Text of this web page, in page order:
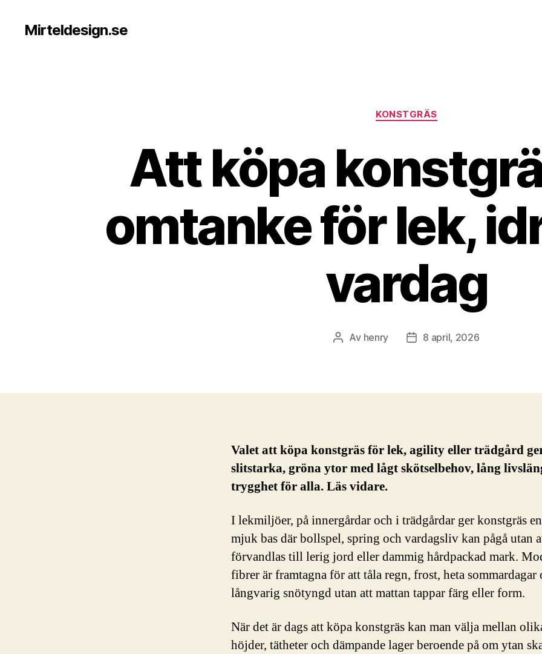
Mirteldesign.se
Kategorier
KONSTGRÄS
Att köpa
omtanke för lek,
vardag
Inläggsförfattare
Av henry Inläggsdatum
8 april, 2026
Valet att köpa konstgräs för lek, agility eller trädgård
slitstarka, gröna ytor med lågt skötselbehov, lång
trygghet för alla. Läs vidare.
I lekmiljöer, på innergårdar och i trädgårdar ger konstgräs
mjuk bas där bollspel, spring och vardagsliv kan pågå utan
förvandlas till lerig jord eller dammig hårdpackad mark.
fibrer är framtagna för att tåla regn, frost, heta sommardagar
långvarig snötyngd utan att mattan tappar färg eller form.
När det är dags att köpa konstgräs kan man välja mellan
höjder, tätheter och dämpande lager beroende på om ytan